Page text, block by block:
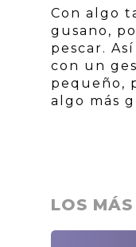
Con algo
gusano,
pescar.
con un
pequeño,
algo más
LOS